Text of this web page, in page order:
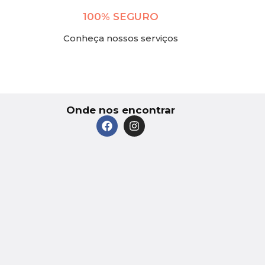
100% SEGURO
Conheça nossos serviços
Onde nos encontrar